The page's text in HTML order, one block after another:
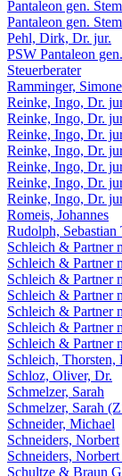
Pantaleon gen.
Pantaleon gen.
Pehl, Dirk, Dr. jur.
PSW Pantaleon
Steuerberater
Ramminger, Simone
Reinke, Ingo, Dr.
Reinke, Ingo, Dr.
Reinke, Ingo, Dr.
Reinke, Ingo, Dr.
Reinke, Ingo, Dr.
Reinke, Ingo, Dr.
Reinke, Ingo, Dr.
Romeis, Johannes
Rudolph, Sebastian
Schleich & Partner
Schleich & Partner
Schleich & Partner
Schleich & Partner
Schleich & Partner
Schleich & Partner
Schleich & Partner
Schleich, Thorsten,
Schloz, Oliver, Dr.
Schmelzer, Sarah
Schmelzer, Sarah
Schneider, Michael
Schneiders, Norbert
Schneiders,
Schultze & Braun